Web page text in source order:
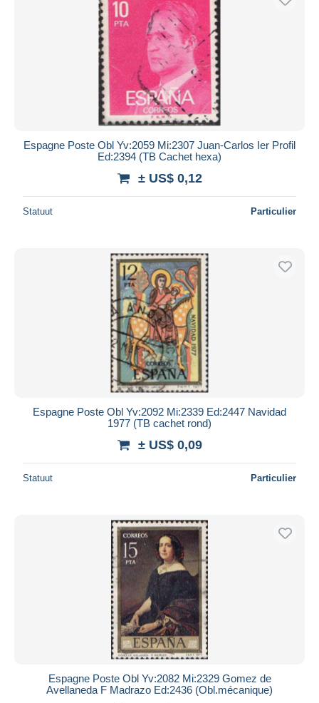
Espagne Poste Obl Yv:2059 Mi:2307 Juan-Carlos Ier Profil
Ed:2394 (TB Cachet hexa)
± US$ 0,12
Statuut Particulier
Espagne Poste Obl Yv:2092 Mi:2339 Ed:2447 Navidad
1977 (TB cachet rond)
± US$ 0,09
Statuut Particulier
Espagne Poste Obl Yv:2082 Mi:2329 Gomez de
Avellaneda F Madrazo Ed:2436 (Obl.mécanique)